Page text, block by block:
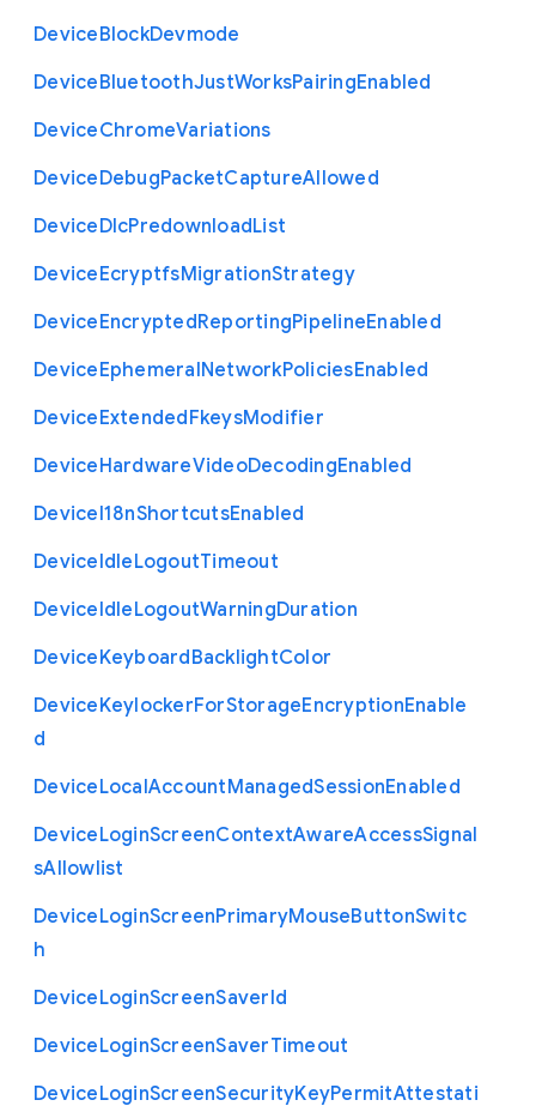
DeviceBlockDevmode
DeviceBluetoothJustWorksPairingEnabled
DeviceChromeVariations
DeviceDebugPacketCaptureAllowed
DeviceDlcPredownloadList
DeviceEcryptfsMigrationStrategy
DeviceEncryptedReportingPipelineEnabled
DeviceEphemeralNetworkPoliciesEnabled
DeviceExtendedFkeysModifier
DeviceHardwareVideoDecodingEnabled
DeviceI18nShortcutsEnabled
DeviceIdleLogoutTimeout
DeviceIdleLogoutWarningDuration
DeviceKeyboardBacklightColor
DeviceKeylockerForStorageEncryptionEnable
d
DeviceLocalAccountManagedSessionEnabled
DeviceLoginScreenContextAwareAccessSignal
sAllowlist
DeviceLoginScreenPrimaryMouseButtonSwitc
h
DeviceLoginScreenSaverId
DeviceLoginScreenSaverTimeout
DeviceLoginScreenSecurityKeyPermitAttestati